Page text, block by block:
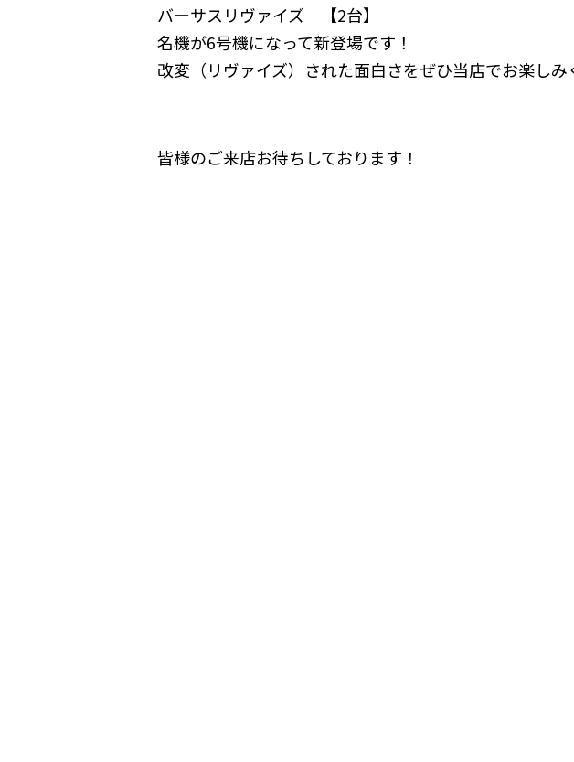
バーサスリヴァイズ 【2台】
名機が6号機になって新登場です！
改変（リヴァイズ）された面白さをぜひ当店でお楽し
皆様のご来店お待ちしております！